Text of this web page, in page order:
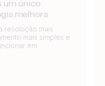
um único
melhora
resolução mais
mais simples e
em